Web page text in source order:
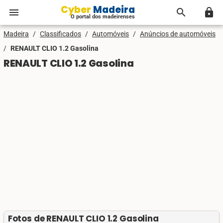
menu Cyber Madeira
O portal dos madeirenses search lock
Madeira / Classificados / Automóveis / Anúncios de automóveis
/ RENAULT CLIO 1.2 Gasolina
RENAULT CLIO 1.2 Gasolina
Fotos de RENAULT CLIO 1.2 Gasolina